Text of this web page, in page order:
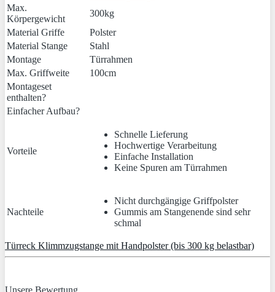
Max.
Körpergewicht
300kg
Material Griffe
Polster
Material Stange
Stahl
Montage
Türrahmen
Max. Griffweite
100cm
Montageset
enthalten?
Einfacher Aufbau?
Vorteile
Schnelle Lieferung
Hochwertige Verarbeitung
Einfache Installation
Keine Spuren am Türrahmen
Nachteile
Nicht durchgängige Griffpolster
Gummis am Stangenende sind sehr
schmal
Türreck Klimmzugstange mit Handpolster (bis 300 kg belastbar)
Unsere Bewertung